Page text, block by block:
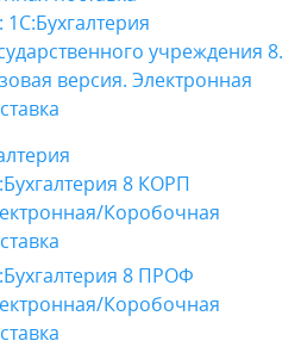
1С:Бухгалтерия
учреждения 8.
версия. Электронная
8 КОРП
Коробочная
8 ПРОФ
Коробочная